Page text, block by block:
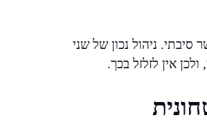
סיבתי. ניהול נכון של שני
אין לזלזל בכך.